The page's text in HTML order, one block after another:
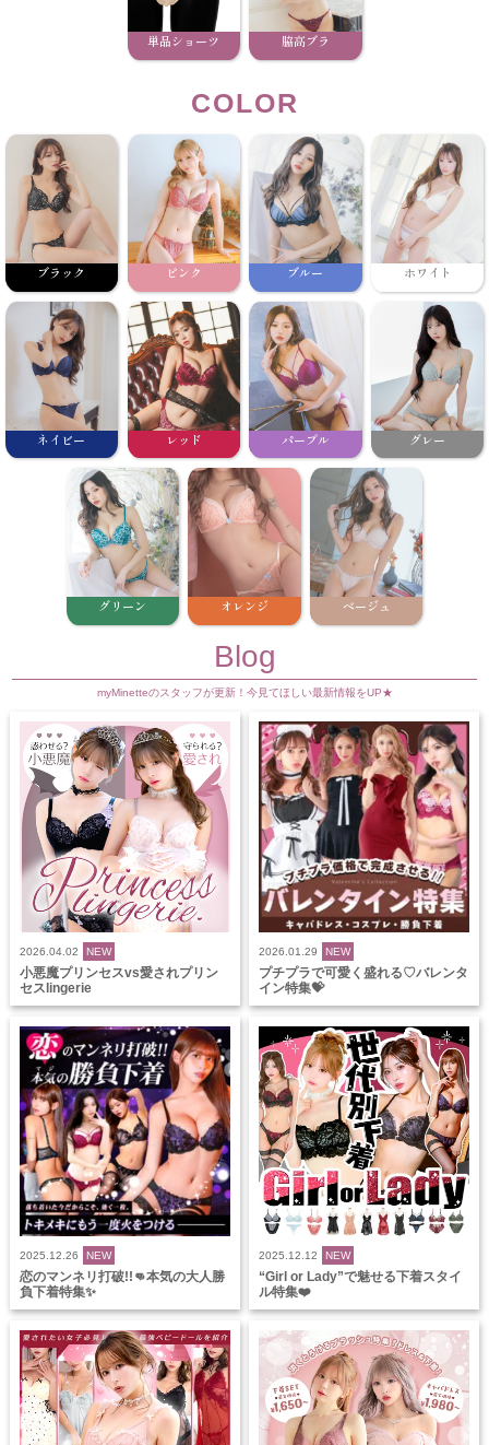
単品ショーツ 脇高ブラ
COLOR
ブラック ピンク ブルー ホワイト
ネイビー レッド パープル グレー
グリーン オレンジ ベージュ
Blog
myMinetteのスタッフが更新！今見てほしい最新情報をUP★
2026.04.02 NEW
小悪魔プリンセスvs愛されプリン
セスlingerie
2026.01.29 NEW
プチプラで可愛く盛れる♡バレンタ
イン特集💝
2025.12.26 NEW
恋のマンネリ打破!!👊本気の大人勝
負下着特集✨
2025.12.12 NEW
“Girl or Lady”で魅せる下着スタイ
ル特集❤️